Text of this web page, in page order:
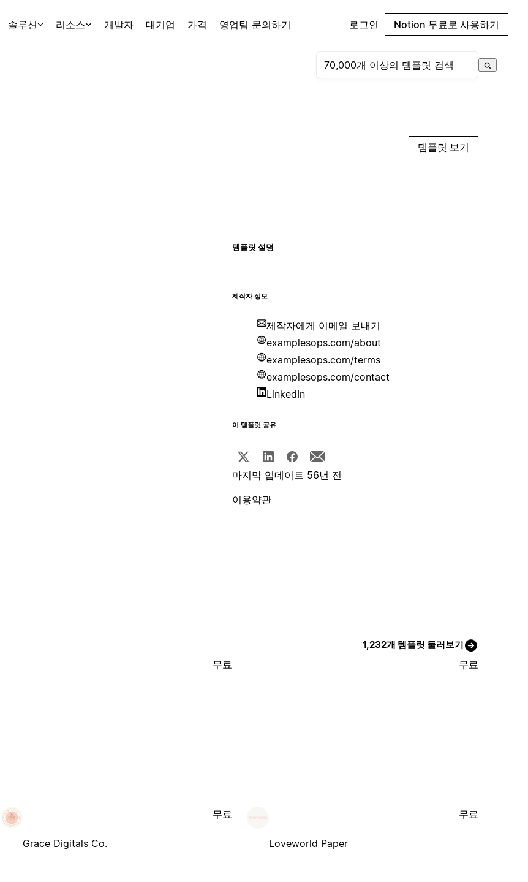
솔루션 리소스 개발자 대기업 가격 영업팀 문의하기 로그인 Notion 무료로 사용하기
템플릿 보기
템플릿 설명
제작자 정보
제작자에게 이메일 보내기
examplesops.com/about
examplesops.com/terms
examplesops.com/contact
LinkedIn
이 템플릿 공유
마지막 업데이트 56년 전
이용약관
1,232개 템플릿 둘러보기
무료 무료
Grace Digitals Co.
무료
Loveworld Paper
무료